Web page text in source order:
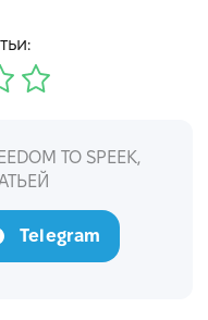
TO SPEEK,
Telegram